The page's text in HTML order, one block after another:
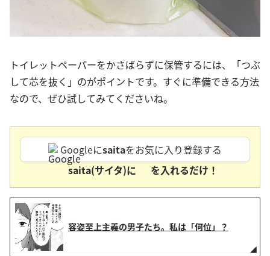
トイレットペーパーをかさばらずに保管するには、「つぶ
して芯を抜く」のがポイントです。すぐに準備できる方法
なので、ぜひ試してみてくださいね。
Googleにsaitaをお気に入り登録する
saita(サイタ)に
を入れるだけ！
容姿至上主義の男子たち。私は「何位」？